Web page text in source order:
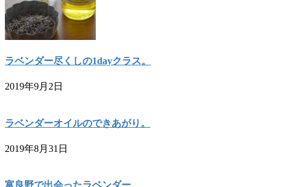
ラベンダー尽くしの1dayクラス。
2019年9月2日
ラベンダーオイルのできあがり。
2019年8月31日